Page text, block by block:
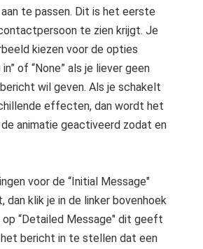
te passen. Dit is het eerste
te zien krijgt. Je
kiezen voor de opties
in” of “None” als je liever geen
wil geven. Als je schakelt
effecten, dan wordt het
animatie geactiveerd zodat en
voor de “Initial Message"
klik je in de linker bovenhoek
op “Detailed Message" dit geeft
bericht in te stellen dat een